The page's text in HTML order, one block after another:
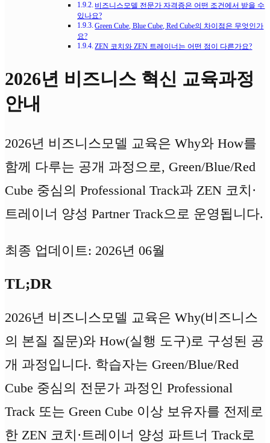
비즈니스모델 전문가 자격증은 어떤 조건에서 받을 수
있나요?
Green Cube, Blue Cube, Red Cube의 차이점은 무엇인가
요?
ZEN 코치와 ZEN 트레이너는 어떤 점이 다른가요?
2026년 비즈니스 혁신 교육과정
안내
2026년 비즈니스모델 교육은 Why와 How를
함께 다루는 공개 과정으로, Green/Blue/Red
Cube 중심의 Professional Track과 ZEN 코치·
트레이너 양성 Partner Track으로 운영됩니다.
최종 업데이트: 2026년 06월
TL;DR
2026년 비즈니스모델 교육은 Why(비즈니스
의 본질 질문)와 How(실행 도구)로 구성된 공
개 과정입니다. 학습자는 Green/Blue/Red
Cube 중심의 전문가 과정인 Professional
Track 또는 Green Cube 이상 보유자를 전제로
한 ZEN 코치·트레이너 양성 파트너 Track로